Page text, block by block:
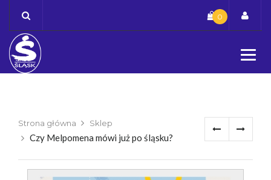
content
0
Strona główna Sklep
Czy Melpomena mówi już po śląsku?